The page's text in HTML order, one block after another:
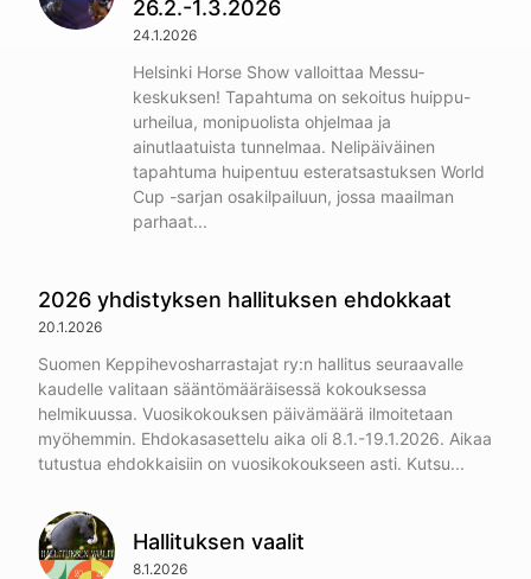
26.2.-1.3.2026
24.1.2026
Helsinki Horse Show valloittaa Messu­
keskuksen! Tapahtuma on sekoitus huippu-
urheilua, monipuolista ohjelmaa ja
ainutlaatuista tunnelmaa. Nelipäiväinen
tapahtuma huipentuu esteratsastuksen World
Cup -sarjan osakilpailuun, jossa maailman
parhaat
2026 yhdistyksen hallituksen ehdokkaat
20.1.2026
Suomen Keppihevosharrastajat ry:n hallitus seuraavalle
kaudelle valitaan sääntömääräisessä kokouksessa
helmikuussa. Vuosikokouksen päivämäärä ilmoitetaan
myöhemmin. Ehdokasasettelu aika oli 8.1.-19.1.2026. Aikaa
tutustua ehdokkaisiin on vuosikokoukseen asti. Kutsu
Hallituksen vaalit
8.1.2026